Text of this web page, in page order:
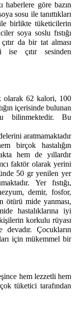
haberlere göre bazın
sosu ile tanıttıkları
birlikte tüketicilerin
soya soslu fıstığı
da bir tat alması
ise çıtır sesinden
olarak 62 kalori, 100
içerisinde bulunan
bilinmektedir. Bu
aratmamaktadır
birçok hastalığın
hem de yıllardır
faktör olarak yerini
50 gr yenilen yer
Yer fıstığı,
demir, fosfor,
mide yanması,
hastalıklarına iyi
korkulu rüyası
Çocukların
için mükemmel bir
hem lezzetli hem
tüketici tarafından